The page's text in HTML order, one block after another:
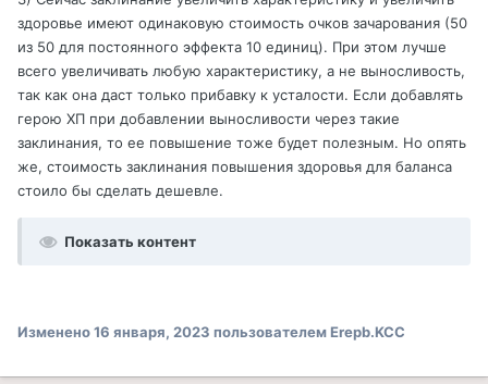
здоровье имеют одинаковую стоимость очков зачарования (50
из 50 для постоянного эффекта 10 единиц). При этом лучше
всего увеличивать любую характеристику, а не выносливость,
так как она даст только прибавку к усталости. Если добавлять
герою ХП при добавлении выносливости через такие
заклинания, то ее повышение тоже будет полезным. Но опять
же, стоимость заклинания повышения здоровья для баланса
стоило бы сделать дешевле.
Показать контент
Изменено16 января, 2023 пользователем Erepb.KCC